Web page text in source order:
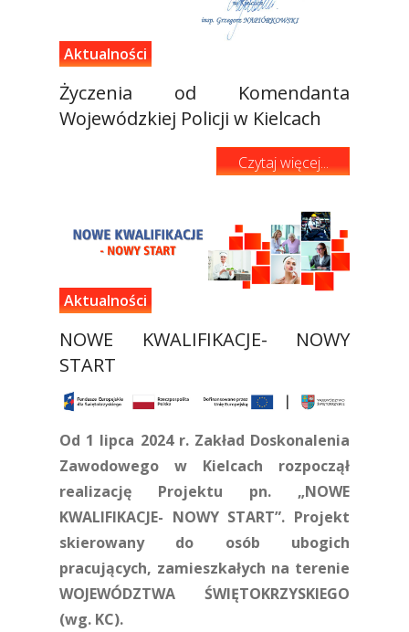
Aktualności
Życzenia od Komendanta
Wojewódzkiej Policji w Kielcach
Czytaj więcej...
Aktualności
NOWE KWALIFIKACJE- NOWY
START
Od 1 lipca 2024 r. Zakład Doskonalenia
Zawodowego w Kielcach rozpoczął
realizację Projektu pn. „NOWE
KWALIFIKACJE- NOWY START”. Projekt
skierowany do osób ubogich
pracujących, zamieszkałych na terenie
WOJEWÓDZTWA ŚWIĘTOKRZYSKIEGO
(wg. KC).